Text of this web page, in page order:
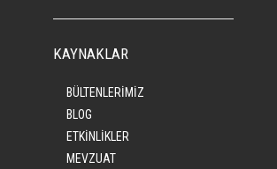
KAYNAKLAR
BÜLTENLERİMİZ
BLOG
ETKİNLİKLER
MEVZUAT